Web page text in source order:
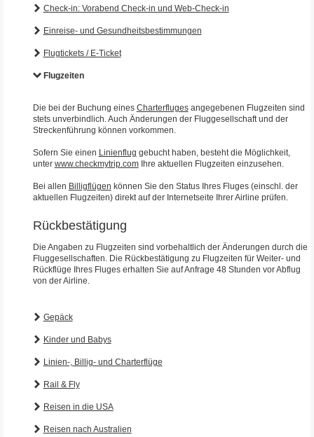
Check-in: Vorabend Check-in und Web-Check-in
Einreise- und Gesundheitsbestimmungen
Flugtickets / E-Ticket
Flugzeiten
Die bei der Buchung eines Charterflugesangegebenen Flugzeiten sind
stets unverbindlich. Auch Änderungen der Fluggesellschaft und der
Streckenführung können vorkommen.
Sofern Sie einen Linienflug gebucht haben, besteht die Möglichkeit,
unter www.checkmytrip.comIhre aktuellen Flugzeiten einzusehen.
Bei allen Billigflügen können Sie den Status Ihres Fluges (einschl. der
aktuellen Flugzeiten) direkt auf der Internetseite Ihrer Airline prüfen.
Rückbestätigung
Die Angaben zu Flugzeiten sind vorbehaltlich der Änderungen durch die
Fluggesellschaften. Die Rückbestätigung zu Flugzeiten für Weiter- und
Rückflüge Ihres Fluges erhalten Sie auf Anfrage 48 Stunden vor Abflug
von der Airline.
Gepäck
Kinder und Babys
Linien-, Billig- und Charterflüge
Rail & Fly
Reisen in die USA
Reisen nach Australien